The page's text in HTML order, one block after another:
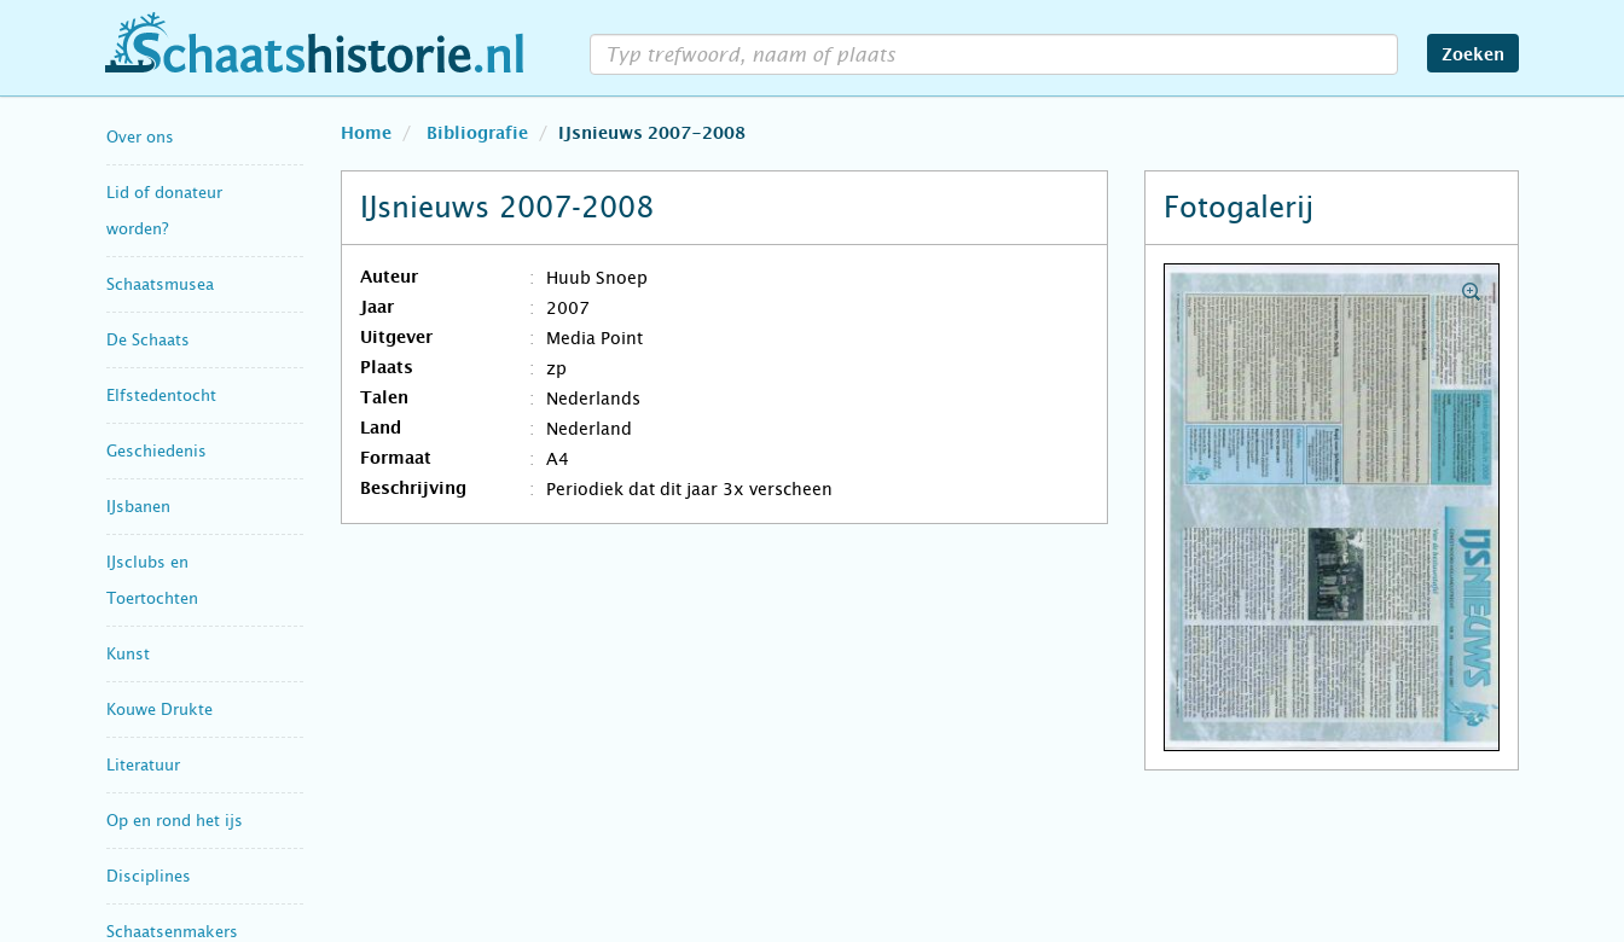
schaatshistorie.nl Zoeken
Over ons
Lid of donateur
worden?
Schaatsmusea
De Schaats
Elfstedentocht
Geschiedenis
IJsbanen
IJsclubs en
Toertochten
Kunst
Kouwe Drukte
Literatuur
Op en rond het ijs
Disciplines
Schaatsenmakers
Home Bibliografie IJsnieuws 2007-2008
IJsnieuws 2007-2008
Auteur Huub Snoep
Jaar 2007
Uitgever Media Point
Plaats zp
Talen Nederlands
Land Nederland
Formaat A4
Beschrijving Periodiek dat dit jaar 3x verscheen
Fotogalerij